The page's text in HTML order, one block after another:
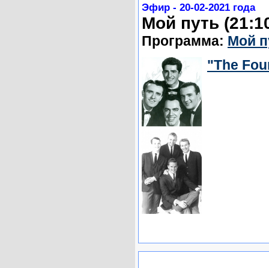
Эфир - 20-02-2021 года
Мой путь
Программа: Мой
"The